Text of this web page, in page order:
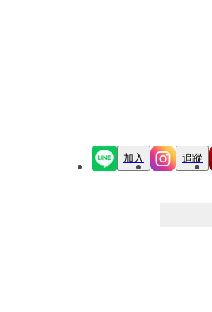
加入 追蹤